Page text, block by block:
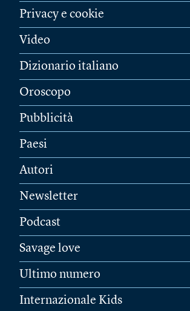
Privacy e cookie
Video
Dizionario italiano
Oroscopo
Pubblicità
Paesi
Autori
Newsletter
Podcast
Savage love
Ultimo numero
Internazionale Kids